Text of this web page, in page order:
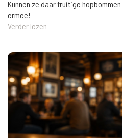
Kunnen ze daar fruitige
ermee!
Verder lezen